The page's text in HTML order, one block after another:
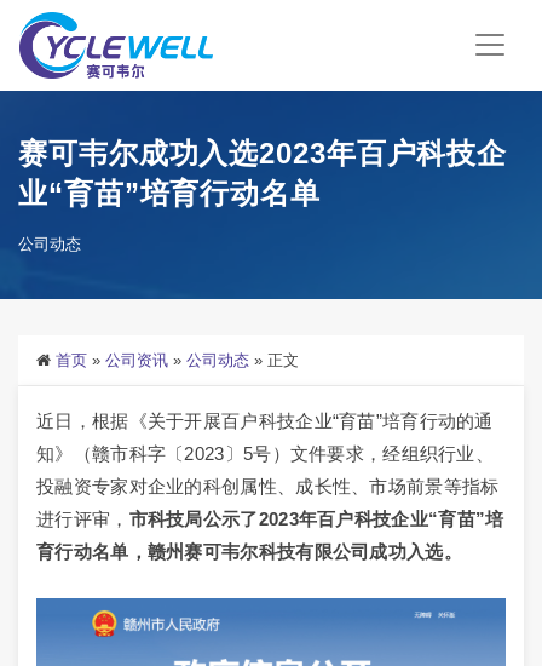
赛可韦尔成功入选2023年百户科技企
业“育苗”培育行动名单
公司动态
首页 » 公司资讯 » 公司动态 » 正文
近日，根据《关于开展百户科技企业“育苗”培育行动的通
知》（赣市科字〔2023〕5号）文件要求，经组织行业、
投融资专家对企业的科创属性、成长性、市场前景等指标
进行评审， 市科技局公示了2023年百户科技企业“育苗”培
育行动名单，赣州赛可韦尔科技有限公司成功入选。